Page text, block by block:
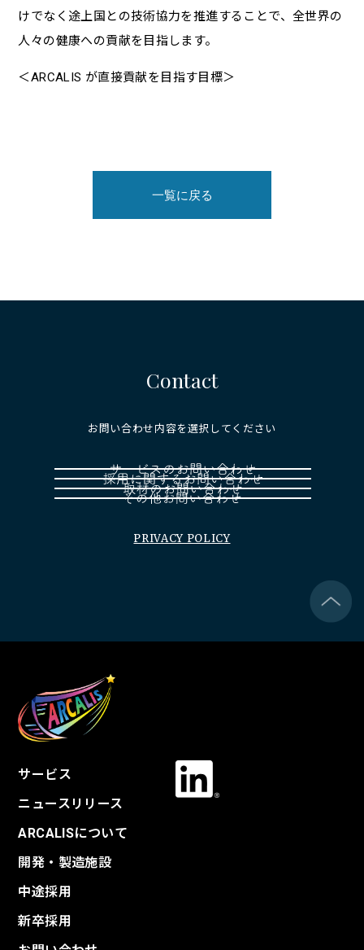
けでなく途上国との技術協⼒を推進することで、全世界の
⼈々の健康への貢献を⽬指します。
＜ARCALIS が直接貢献を⽬指す⽬標＞
一覧に戻る
Contact
お問い合わせ内容を選択してください
PRIVACY POLICY
サービス
ニュースリリース
ARCALISについて
開発・製造施設
中途採用
新卒採用